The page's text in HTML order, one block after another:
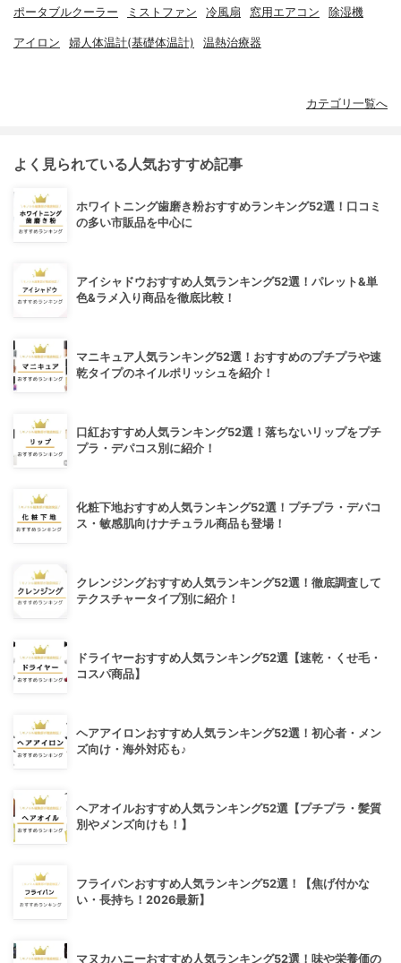
ポータブルクーラー ミストファン 冷風扇 窓用エアコン 除湿機
アイロン 婦人体温計(基礎体温計) 温熱治療器
カテゴリ一覧へ
よく見られている人気おすすめ記事
ホワイトニング歯磨き粉おすすめランキング52選！口コミ
の多い市販品を中心に
アイシャドウおすすめ人気ランキング52選！パレット&単
色&ラメ入り商品を徹底比較！
マニキュア人気ランキング52選！おすすめのプチプラや速
乾タイプのネイルポリッシュを紹介！
口紅おすすめ人気ランキング52選！落ちないリップをプチ
プラ・デパコス別に紹介！
化粧下地おすすめ人気ランキング52選！プチプラ・デパコ
ス・敏感肌向けナチュラル商品も登場！
クレンジングおすすめ人気ランキング52選！徹底調査して
テクスチャータイプ別に紹介！
ドライヤーおすすめ人気ランキング52選【速乾・くせ毛・
コスパ商品】
ヘアアイロンおすすめ人気ランキング52選！初心者・メン
ズ向け・海外対応も♪
ヘアオイルおすすめ人気ランキング52選【プチプラ・髪質
別やメンズ向けも！】
フライパンおすすめ人気ランキング52選！【焦げ付かな
い・長持ち！2026最新】
マヌカハニーおすすめ人気ランキング52選！味や栄養価の